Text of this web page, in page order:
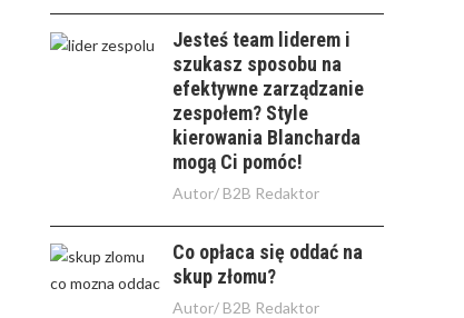
Jesteś team liderem i
szukasz sposobu na
efektywne zarządzanie
zespołem? Style
kierowania Blancharda
mogą Ci pomóc!
Autor/ B2B Redaktor
Co opłaca się oddać na
skup złomu?
Autor/ B2B Redaktor